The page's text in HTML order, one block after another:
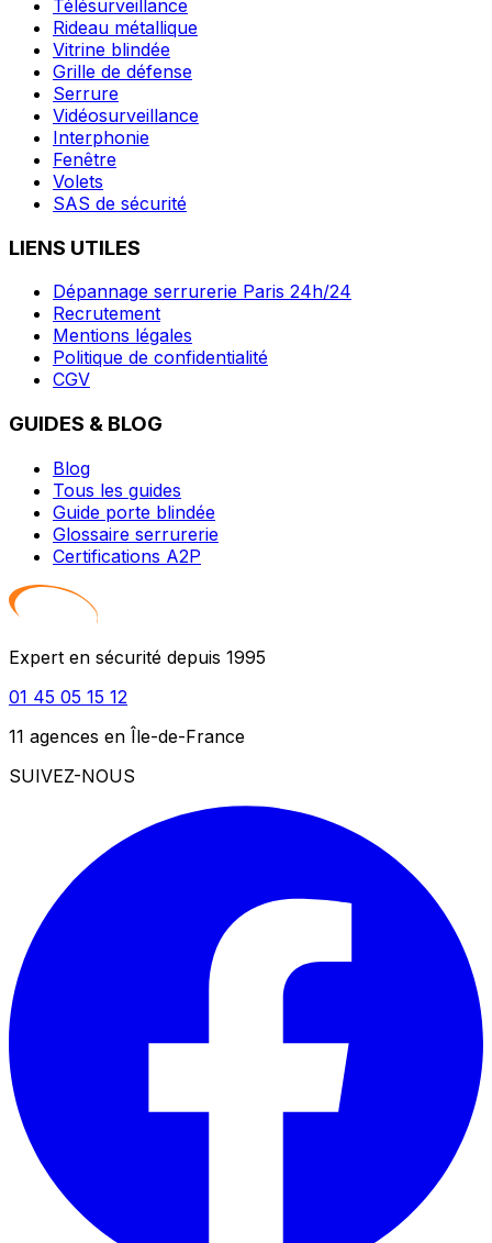
Télésurveillance
Rideau métallique
Vitrine blindée
Grille de défense
Serrure
Vidéosurveillance
Interphonie
Fenêtre
Volets
SAS de sécurité
LIENS UTILES
Dépannage serrurerie Paris 24h/24
Recrutement
Mentions légales
Politique de confidentialité
CGV
GUIDES & BLOG
Blog
Tous les guides
Guide porte blindée
Glossaire serrurerie
Certifications A2P
Expert en sécurité depuis 1995
01 45 05 15 12
11 agences en Île-de-France
SUIVEZ-NOUS